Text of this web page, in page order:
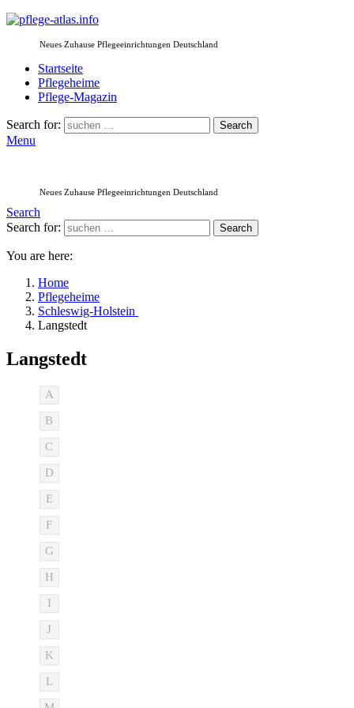
Neues Zuhause Pflegeeinrichtungen Deutschland
Startseite
Pflegeheime
Pflege-Magazin
Search for: Search
Menu
Neues Zuhause Pflegeeinrichtungen Deutschland
Search
Search for:
Search
You are here:
Home
Pflegeheime
Schleswig-Holstein
Langstedt
Langstedt
A
B
C
D
E
F
G
H
I
J
K
L